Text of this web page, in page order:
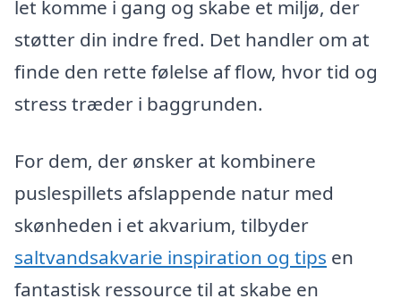
let komme i gang og skabe et miljø, der
støtter din indre fred. Det handler om at
finde den rette følelse af flow, hvor tid og
stress træder i baggrunden.
For dem, der ønsker at kombinere
puslespillets afslappende natur med
skønheden i et akvarium, tilbyder
saltvandsakvarie inspiration og tips en
fantastisk ressource til at skabe en